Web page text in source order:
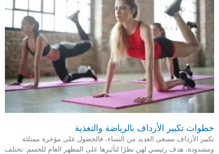
خطوات تكبير الأرداف بالرياضة والتغذية
تكبير الأرداف مسعى العديد من النساء، فالحصول على مؤخرة ممتلئة
ومشدودة، هدف رئيسي لهن نظرًا لتأثيرها على المظهر العام للجسم. تختلف